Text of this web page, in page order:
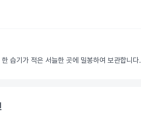
습기가 적은 서늘한 곳에 밀봉하여 보관합니다.